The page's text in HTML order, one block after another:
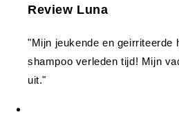
Review Luna
"Mijn jeukende en geirriteerde
shampoo verleden tijd! Mijn
uit."